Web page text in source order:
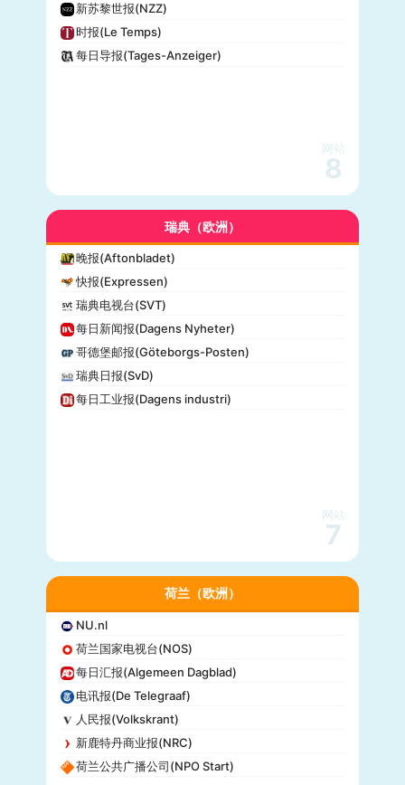
新苏黎世报(NZZ)
时报(Le Temps)
每日导报(Tages-Anzeiger)
网站
8
瑞典（欧洲）
晚报(Aftonbladet)
快报(Expressen)
瑞典电视台(SVT)
每日新闻报(Dagens Nyheter)
哥德堡邮报(Göteborgs-Posten)
瑞典日报(SvD)
每日工业报(Dagens industri)
网站
7
荷兰（欧洲）
NU.nl
荷兰国家电视台(NOS)
每日汇报(Algemeen Dagblad)
电讯报(De Telegraaf)
人民报(Volkskrant)
新鹿特丹商业报(NRC)
荷兰公共广播公司(NPO Start)